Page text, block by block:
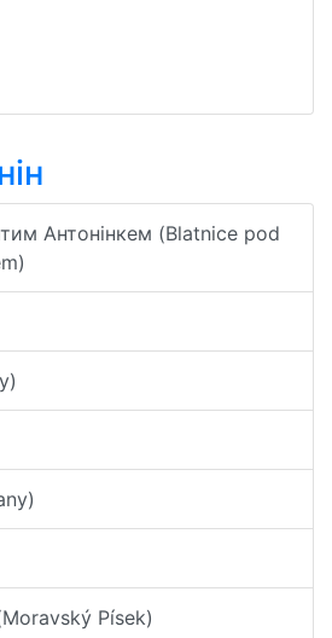
Антонінкем (Blatnice pod
Písek)